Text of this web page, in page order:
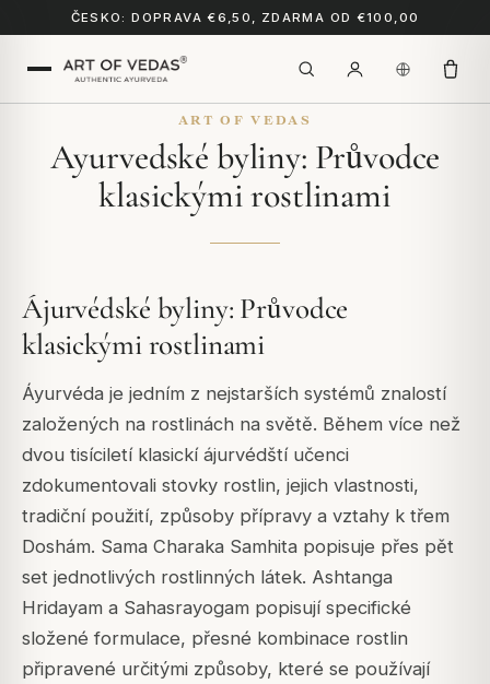
ČESKO: DOPRAVA €6,50, ZDARMA OD €100,00
ART OF VEDAS
Ayurvedské byliny: Průvodce
klasickými rostlinami
Ájurvédské byliny: Průvodce
klasickými rostlinami
Áyurvéda je jedním z nejstarších systémů znalostí
založených na rostlinách na světě. Během více než
dvou tisíciletí klasickí ájurvédští učenci
zdokumentovali stovky rostlin, jejich vlastnosti,
tradiční použití, způsoby přípravy a vztahy k třem
Doshám. Sama Charaka Samhita popisuje přes pět
set jednotlivých rostlinných látek. Ashtanga
Hridayam a Sahasrayogam popisují specifické
složené formulace, přesné kombinace rostlin
připravené určitými způsoby, které se používají